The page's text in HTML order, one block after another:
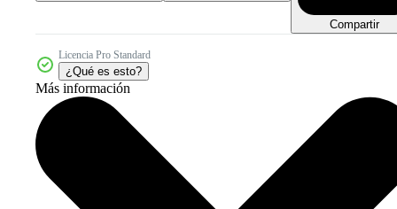
Compartir
Licencia Pro Standard
¿Qué es esto?
Más información